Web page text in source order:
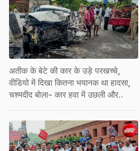
अतीक के बेटे की कार के उड़े परखच्चे,
वीडियो में दिखा कितना भयानक था हादसा,
चश्मदीद बोला- कार हवा में उछली और..